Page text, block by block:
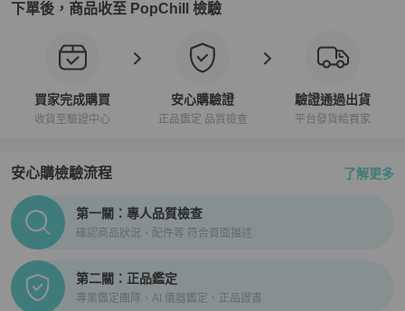
下單後，商品收至 PopChill 檢驗
買家完成購買
收貨至驗證中心
安心購驗證
正品鑑定 品質檢查
驗證通過出貨
平台發貨給買家
安心購檢驗流程 了解更多
PopChill拍拍圈正品驗證、安心購檢驗流程介紹
第一關：專人品質檢查
確認商品狀況、配件等 符合頁面描述
第二關：正品鑑定
專業鑑定團隊、AI 儀器鑑定、正品證書